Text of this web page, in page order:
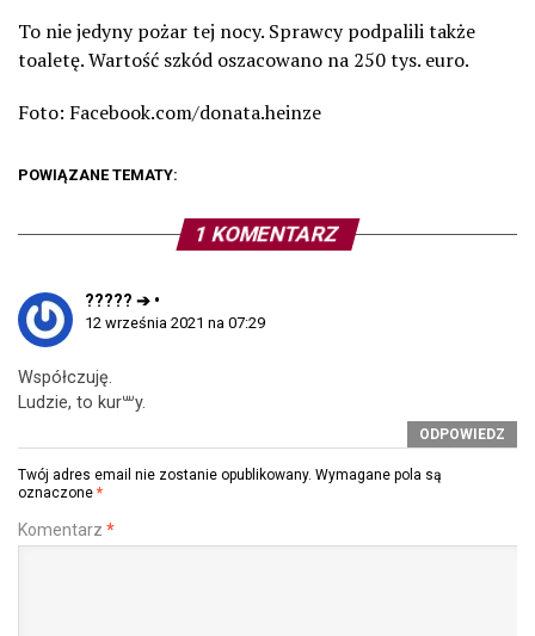
To nie jedyny pożar tej nocy. Sprawcy podpalili także
toaletę. Wartość szkód oszacowano na 250 tys. euro.
Foto: Facebook.com/donata.heinze
POWIĄZANE TEMATY:
1 KOMENTARZ
????? ➔ •
12 września 2021 na 07:29
Współczuję.
Ludzie, to kur꒶y.
ODPOWIEDZ
Twój adres email nie zostanie opublikowany. Wymagane pola są
oznaczone *
Komentarz *